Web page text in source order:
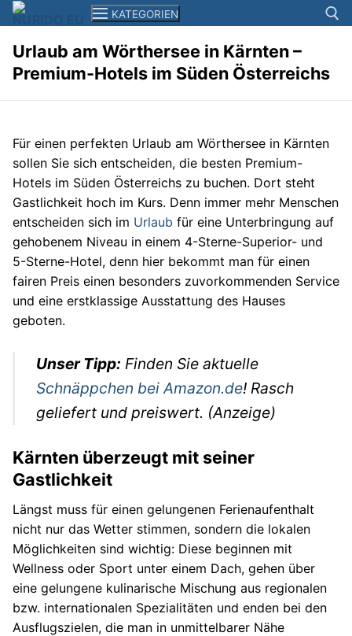
Zum
Inhalt
springen
KATEGORIEN
Suchen
Computer
Kameras
Elektronik
Reisen
Filme+Serien
Autos
Urlaub am Wörthersee in Kärnten –
Premium-Hotels im Süden Österreichs
Für einen perfekten Urlaub am Wörthersee in Kärnten
sollen Sie sich entscheiden, die besten Premium-
Hotels im Süden Österreichs zu buchen. Dort steht
Gastlichkeit hoch im Kurs. Denn immer mehr Menschen
entscheiden sich im Urlaub für eine Unterbringung auf
gehobenem Niveau in einem 4-Sterne-Superior- und
5-Sterne-Hotel, denn hier bekommt man für einen
fairen Preis einen besonders zuvorkommenden Service
und eine erstklassige Ausstattung des Hauses
geboten.
Unser Tipp: Finden Sie aktuelle
Schnäppchen bei Amazon.de! Rasch
geliefert und preiswert. (Anzeige)
Kärnten überzeugt mit seiner
Gastlichkeit
Längst muss für einen gelungenen Ferienaufenthalt
nicht nur das Wetter stimmen, sondern die lokalen
Möglichkeiten sind wichtig: Diese beginnen mit
Wellness oder Sport unter einem Dach, gehen über
eine gelungene kulinarische Mischung aus regionalen
bzw. internationalen Spezialitäten und enden bei den
Ausflugszielen, die man in unmittelbarer Nähe